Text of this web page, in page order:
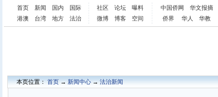
首页 新闻 国内
国际
港澳
台湾 地方 法治
社区 论坛
曝料
微博
博客 空间
中国侨网
华文报摘
侨界
华人 华教
本页位置：首页→新闻中心→法治新闻